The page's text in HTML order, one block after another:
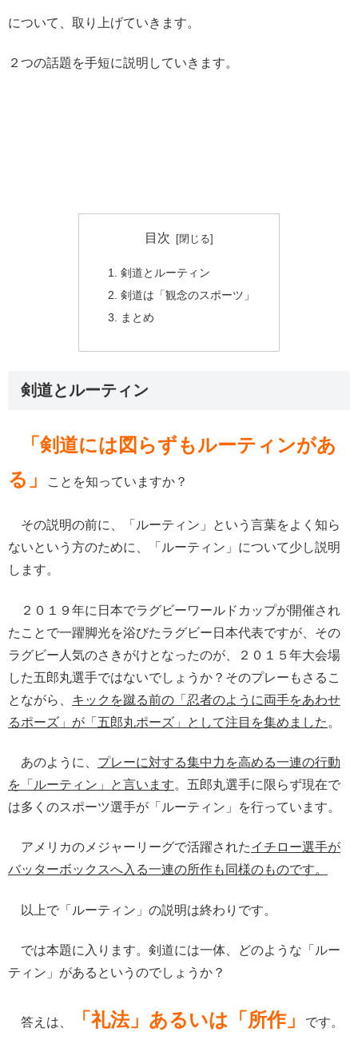
について、取り上げていきます。
２つの話題を手短に説明していきます。
目次
剣道とルーティン
剣道は「観念のスポーツ」
まとめ
剣道とルーティン
「剣道には図らずもルーティンがあ
る」
ことを知っていますか？
その説明の前に、「ルーティン」という言葉をよく知ら
ないという方のために、「ルーティン」について少し説明
します。
２０１９年に日本でラグビーワールドカップが開催され
たことで一躍脚光を浴びたラグビー日本代表ですが、その
ラグビー人気のさきがけとなったのが、２０１５年大会場
した五郎丸選手ではないでしょうか？そのプレーもさるこ
とながら、 キックを蹴る前の「忍者のように両手をあわせ
るポーズ」が「五郎丸ポーズ」として注目を集めました 。
あのように、 プレーに対する集中力を高める一連の行動
を「ルーティン」と言います。五郎丸選手に限らず現在で
は多くのスポーツ選手が「ルーティン」を行っています。
アメリカのメジャーリーグで活躍されたイチロー選手が
バッターボックスへ入る一連の所作も同様のものです。
以上で「ルーティン」の説明は終わりです。
では本題に入ります。剣道には一体、どのような「ルー
ティン」があるというのでしょうか？
答えは、 「礼法」あるいは「所作」 です。